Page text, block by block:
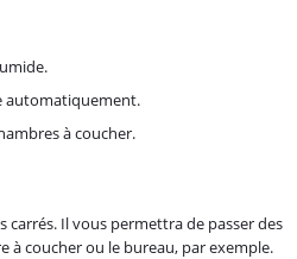
automatiquement.
à coucher.
carrés. Il vous permettra de passer des
à coucher ou le bureau, par exemple.